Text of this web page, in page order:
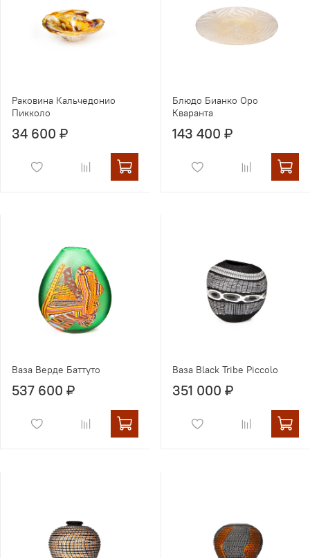
Раковина Кальчедонио
Пикколо
34 600 ₽
Блюдо Бианко Оро
Кваранта
143 400 ₽
Ваза Верде Баттуто
537 600 ₽
Ваза Black Tribe Piccolo
351 000 ₽